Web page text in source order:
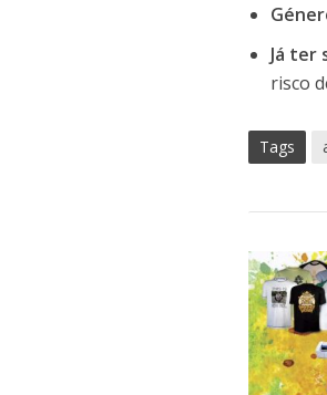
Já ter
risco
Tags